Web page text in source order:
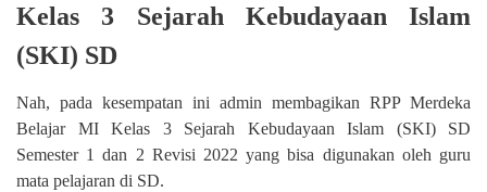
Kelas 3 Sejarah Kebudayaan Islam
(SKI) SD
Nah, pada kesempatan ini admin membagikan RPP Merdeka
Belajar MI Kelas 3 Sejarah Kebudayaan Islam (SKI) SD
Semester 1 dan 2 Revisi 2022 yang bisa digunakan oleh guru
mata pelajaran di SD.